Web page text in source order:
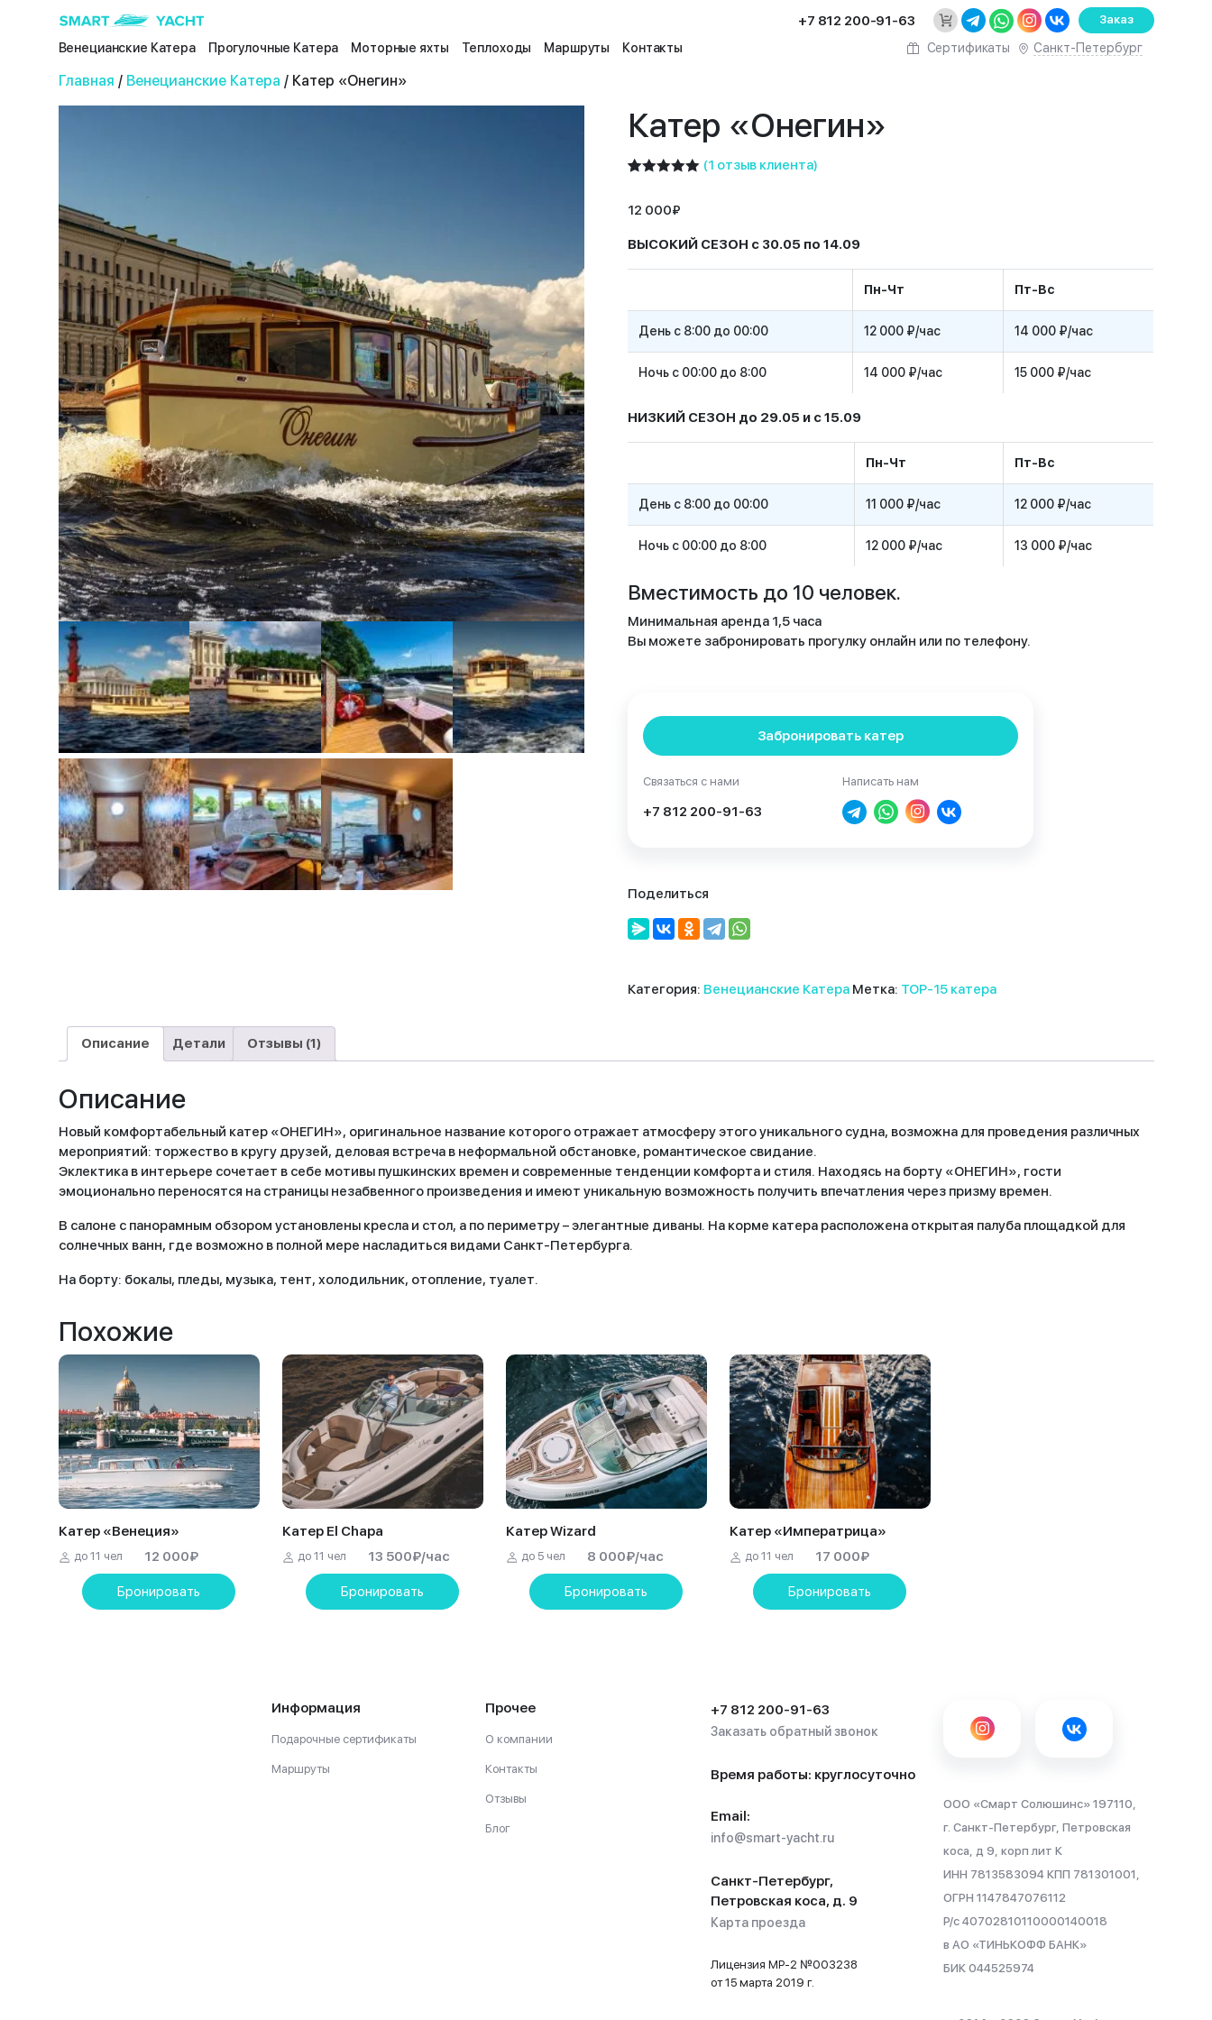
+7 812 200-91-63 Заказ
Венецианские Катера Прогулочные Катера Моторные яхты Теплоходы Маршруты Контакты Сертификаты Санкт-Петербург
Главная / Венецианские Катера / Катер «Онегин»
Катер «Онегин»
на основе
пользователя
(1 отзыв клиента)
12 000₽
ВЫСОКИЙ СЕЗОН с 30.05 по 14.09
Пн-Чт Пт-Вс
День с 8:00 до 00:00 12 000 ₽/час 14 000 ₽/час
Ночь с 00:00 до 8:00 14 000 ₽/час 15 000 ₽/час
НИЗКИЙ СЕЗОН до 29.05 и с 15.09
Пн-Чт Пт-Вс
День с 8:00 до 00:00 11 000 ₽/час 12 000 ₽/час
Ночь с 00:00 до 8:00 12 000 ₽/час 13 000 ₽/час
Вместимость до 10 человек.
Минимальная аренда 1,5 часа
Вы можете забронировать прогулку онлайн или по телефону.
Забронировать катер
Связаться с нами
+7 812 200-91-63
Написать нам
Поделиться
Категория: Венецианские Катера Метка: TOP-15 катера
Описание Детали Отзывы (1)
Описание
Новый комфортабельный катер «ОНЕГИН», оригинальное название которого отражает атмосферу этого уникального судна, возможна для проведения различных
мероприятий: торжество в кругу друзей, деловая встреча в неформальной обстановке, романтическое свидание.
Эклектика в интерьере сочетает в себе мотивы пушкинских времен и современные тенденции комфорта и стиля. Находясь на борту «ОНЕГИН», гости
эмоционально переносятся на страницы незабвенного произведения и имеют уникальную возможность получить впечатления через призму времен.
В салоне с панорамным обзором установлены кресла и стол, а по периметру – элегантные диваны. На корме катера расположена открытая палуба площадкой для
солнечных ванн, где возможно в полной мере насладиться видами Санкт-Петербурга.
На борту: бокалы, пледы, музыка, тент, холодильник, отопление, туалет.
Похожие
Катер «Венеция»
до 11 чел 12 000₽
Бронировать
Катер El Chapa
до 11 чел 13 500₽/час
Бронировать
Катер Wizard
до 5 чел 8 000₽/час
Бронировать
Катер «Императрица»
до 11 чел 17 000₽
Бронировать
Информация
Подарочные сертификаты
Маршруты
Прочее
О компании
Контакты
Отзывы
Блог
+7 812 200-91-63
Заказать обратный звонок
Время работы: круглосуточно
Email:
info@smart-yacht.ru
Санкт-Петербург,
Петровская коса, д. 9
Карта проезда
Лицензия МР-2 №003238
от 15 марта 2019 г.
ООО «Смарт Солюшинс» 197110,
г. Санкт-Петербург, Петровская
коса, д 9, корп лит К
ИНН 7813583094 КПП 781301001,
ОГРН 1147847076112
Р/с 40702810110000140018
в АО «ТИНЬКОФФ БАНК»
БИК 044525974